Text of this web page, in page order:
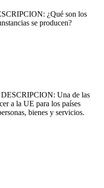
¿Qué son los
se producen?
Una de las
a la UE para los países
bienes y servicios.